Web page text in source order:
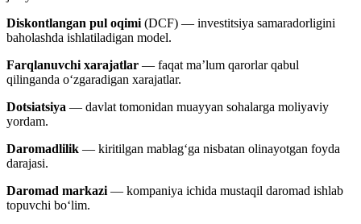
Diskontlangan pul oqimi (DCF) — investitsiya samaradorligini
baholashda ishlatiladigan model.
Farqlanuvchi xarajatlar — faqat ma’lum qarorlar qabul
qilinganda o‘zgaradigan xarajatlar.
Dotsiatsiya — davlat tomonidan muayyan sohalarga moliyaviy
yordam.
Daromadlilik — kiritilgan mablag‘ga nisbatan olinayotgan foyda
darajasi.
Daromad markazi — kompaniya ichida mustaqil daromad ishlab
topuvchi bo‘lim.